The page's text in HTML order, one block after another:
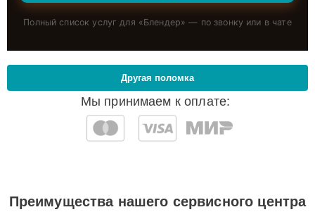
Полный список услуг для «Блендер» — по звонку или в чате
Мы принимаем к оплате:
Другая поломка
Преимущества нашего сервисного центра